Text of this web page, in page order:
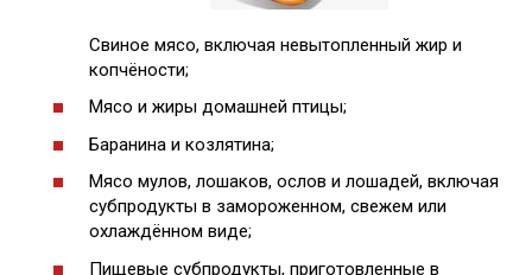
Свиное мясо, включая невытопленный жир и
копчёности;
Мясо и жиры домашней птицы;
Баранина и козлятина;
Мясо мулов, лошаков, ослов и лошадей, включая
субпродукты в замороженном, свежем или
охлаждённом виде;
Пищевые субпродукты, приготовленные в